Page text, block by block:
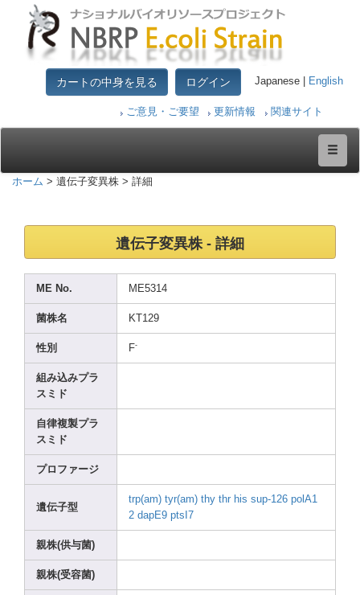
カートの中身を見る ログイン Japanese | English
ご意見・ご要望 更新情報 関連サイト
ホーム > 遺伝子変異株 > 詳細
遺伝子変異株 - 詳細
ME No. ME5314
菌株名 KT129
性別 F-
組み込みプラ
スミド
自律複製プラ
スミド
プロファージ
遺伝子型
trp(am) tyr(am) thy thr his sup-126 polA1
2 dapE9 ptsI7
親株(供与菌)
親株(受容菌)